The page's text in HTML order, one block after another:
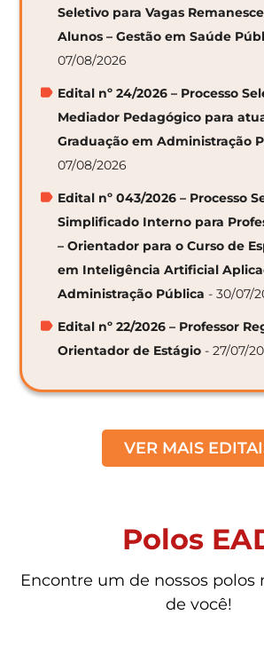
Seletivo para Vagas
Alunos – Gestão em Saúde
07/08/2026
Edital nº 24/2026 – Processo
Mediador Pedagógico para
Graduação em Administração
07/08/2026
Edital nº 043/2026 – Processo
Simplificado Interno para
– Orientador para o Curso de
em Inteligência Artificial
Administração Pública - 30/07/
Edital nº 22/2026 – Professor
Orientador de Estágio - 27/07/
VER MAIS
Polos
Encontre um de nossos polos
de você!